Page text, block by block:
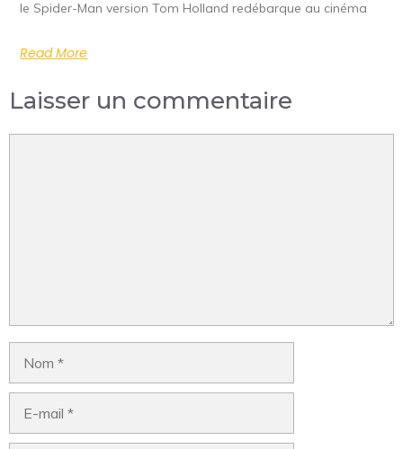
le Spider-Man version Tom Holland redébarque au cinéma
Read More
Laisser un commentaire